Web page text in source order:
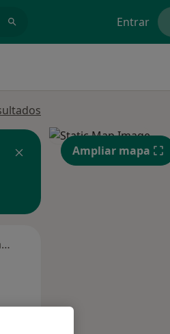
Entrar
Segunda-feira
Ampliar mapa